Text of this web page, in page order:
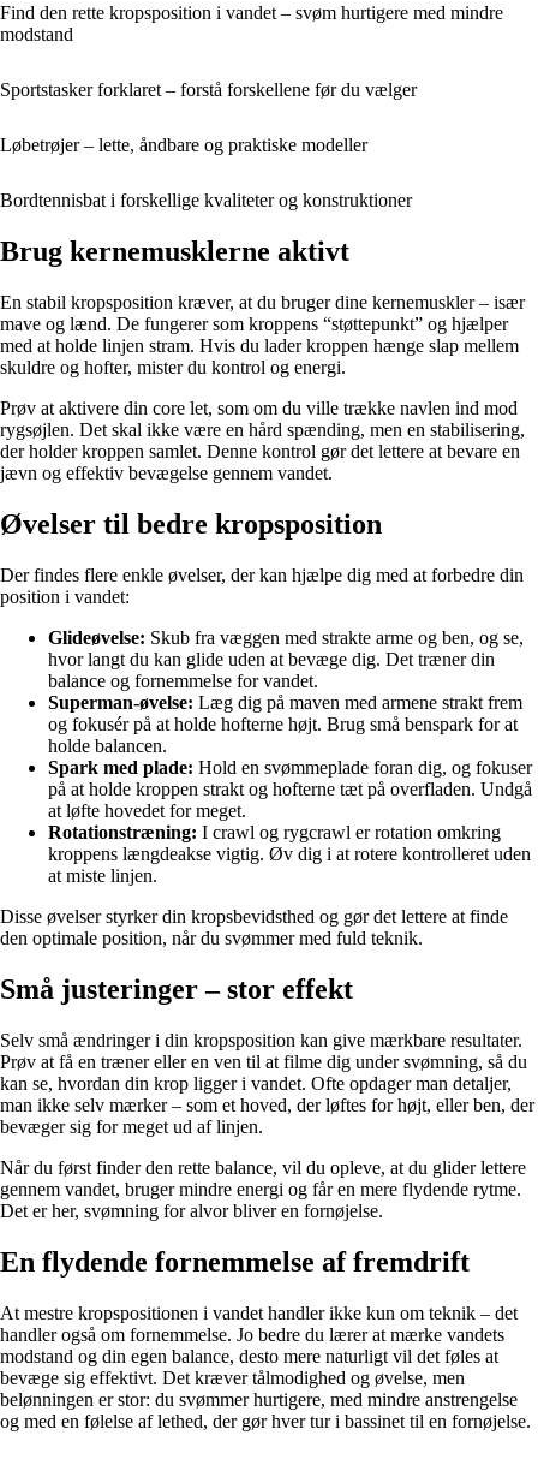
Find den rette kropsposition i vandet – svøm hurtigere med mindre
modstand
Sportstasker forklaret – forstå forskellene før du vælger
Løbetrøjer – lette, åndbare og praktiske modeller
Bordtennisbat i forskellige kvaliteter og konstruktioner
Brug kernemusklerne aktivt
En stabil kropsposition kræver, at du bruger dine kernemuskler – især
mave og lænd. De fungerer som kroppens “støttepunkt” og hjælper
med at holde linjen stram. Hvis du lader kroppen hænge slap mellem
skuldre og hofter, mister du kontrol og energi.
Prøv at aktivere din core let, som om du ville trække navlen ind mod
rygsøjlen. Det skal ikke være en hård spænding, men en stabilisering,
der holder kroppen samlet. Denne kontrol gør det lettere at bevare en
jævn og effektiv bevægelse gennem vandet.
Øvelser til bedre kropsposition
Der findes flere enkle øvelser, der kan hjælpe dig med at forbedre din
position i vandet:
Glideøvelse: Skub fra væggen med strakte arme og ben, og se,
hvor langt du kan glide uden at bevæge dig. Det træner din
balance og fornemmelse for vandet.
Superman-øvelse: Læg dig på maven med armene strakt frem
og fokusér på at holde hofterne højt. Brug små benspark for at
holde balancen.
Spark med plade: Hold en svømmeplade foran dig, og fokuser
på at holde kroppen strakt og hofterne tæt på overfladen. Undgå
at løfte hovedet for meget.
Rotationstræning: I crawl og rygcrawl er rotation omkring
kroppens længdeakse vigtig. Øv dig i at rotere kontrolleret uden
at miste linjen.
Disse øvelser styrker din kropsbevidsthed og gør det lettere at finde
den optimale position, når du svømmer med fuld teknik.
Små justeringer – stor effekt
Selv små ændringer i din kropsposition kan give mærkbare resultater.
Prøv at få en træner eller en ven til at filme dig under svømning, så du
kan se, hvordan din krop ligger i vandet. Ofte opdager man detaljer,
man ikke selv mærker – som et hoved, der løftes for højt, eller ben, der
bevæger sig for meget ud af linjen.
Når du først finder den rette balance, vil du opleve, at du glider lettere
gennem vandet, bruger mindre energi og får en mere flydende rytme.
Det er her, svømning for alvor bliver en fornøjelse.
En flydende fornemmelse af fremdrift
At mestre kropspositionen i vandet handler ikke kun om teknik – det
handler også om fornemmelse. Jo bedre du lærer at mærke vandets
modstand og din egen balance, desto mere naturligt vil det føles at
bevæge sig effektivt. Det kræver tålmodighed og øvelse, men
belønningen er stor: du svømmer hurtigere, med mindre anstrengelse
og med en følelse af lethed, der gør hver tur i bassinet til en fornøjelse.